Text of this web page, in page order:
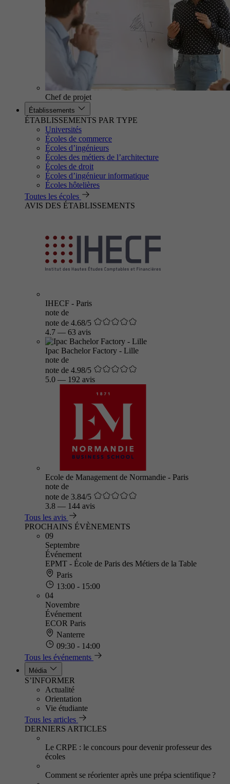
Chef de projet
Établissements
ÉTABLISSEMENTS PAR TYPE
Universités
Écoles de commerce
Écoles d’ingénieurs
Écoles des métiers de l’architecture
Écoles de droit
Écoles d’ingénieur informatique
Écoles hôtelières
Toutes les écoles
AVIS DES ÉTABLISSEMENTS
IHECF - Paris
note de
note de 4.68/5
4.7 — 63 avis
Ipac Bachelor Factory - Lille
note de
note de 4.98/5
5.0 — 192 avis
Ecole de Management de Normandie - Paris
note de
note de 3.84/5
3.8 — 144 avis
Tous les avis
PROCHAINS ÉVÈNEMENTS
09
Septembre
Événement
EPMT - École de Paris des Métiers de la Table
Paris
13:00 - 15:00
04
Novembre
Événement
ECOR Paris
Nanterre
09:30 - 14:00
Tous les événements
Média
S’INFORMER
Actualité
Orientation
Vie étudiante
Tous les articles
DERNIERS ARTICLES
Le CRPE : le concours pour devenir professeur des
écoles
Comment se réorienter après une prépa scientifique ?